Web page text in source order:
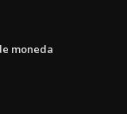
moneda